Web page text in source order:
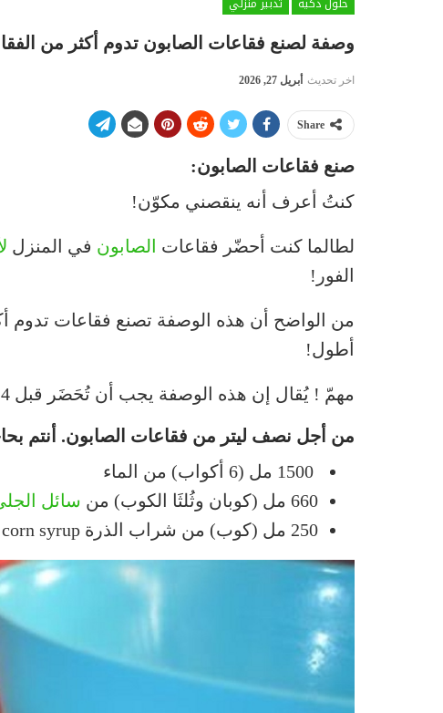
حلول ذكية
تدبير منزلي
وصفة لصنع فقاعات الصابون تدوم أكثر من
اخر تحديث أبريل 27, 2026
Share
صنع فقاعات الصابون:
كنتُ أعرف أنه ينقصني مكوّن!
لطالما كنت أحضّر فقاعات الصابون في المنزل
الفور!
من الواضح أن هذه الوصفة تصنع فقاعات تدوم
أطول!
مهمّ ! يُقال إن هذه الوصفة يجب أن تُحَضَر قبل 24 ساعة.
من أجل نصف ليتر من فقاعات الصابون. أنتم
660 مل (كوبان وثُلثَا الكوب) من
سائل
250 مل (كوب) من شراب الذرة corn syrup ! ها هو إذًا المكوّن السحري !